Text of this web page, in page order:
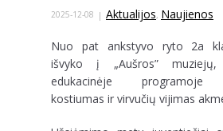
2025-12-08 Aktualijos, Naujienos
Nuo pat ankstyvo ryto 2a
išvyko į „Aušros”
edukacinėje programoje
kostiumas ir virvučių vijimas